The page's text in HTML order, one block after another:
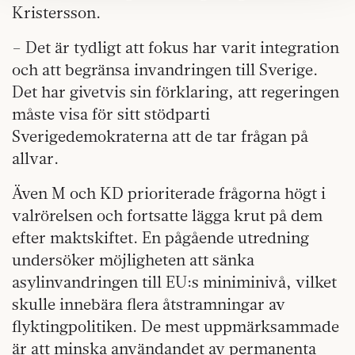
kan du göra det
Kristersson.
– Det är tydligt att fokus har varit integration
och att begränsa invandringen till Sverige.
Det har givetvis sin förklaring, att regeringen
måste visa för sitt stödparti
Sverigedemokraterna att de tar frågan på
allvar.
Även M och KD prioriterade frågorna högt i
valrörelsen och fortsatte lägga krut på dem
efter maktskiftet. En pågående utredning
undersöker möjligheten att sänka
asylinvandringen till EU:s miniminivå, vilket
skulle innebära flera åtstramningar av
flyktingpolitiken. De mest uppmärksammade
är att minska användandet av permanenta